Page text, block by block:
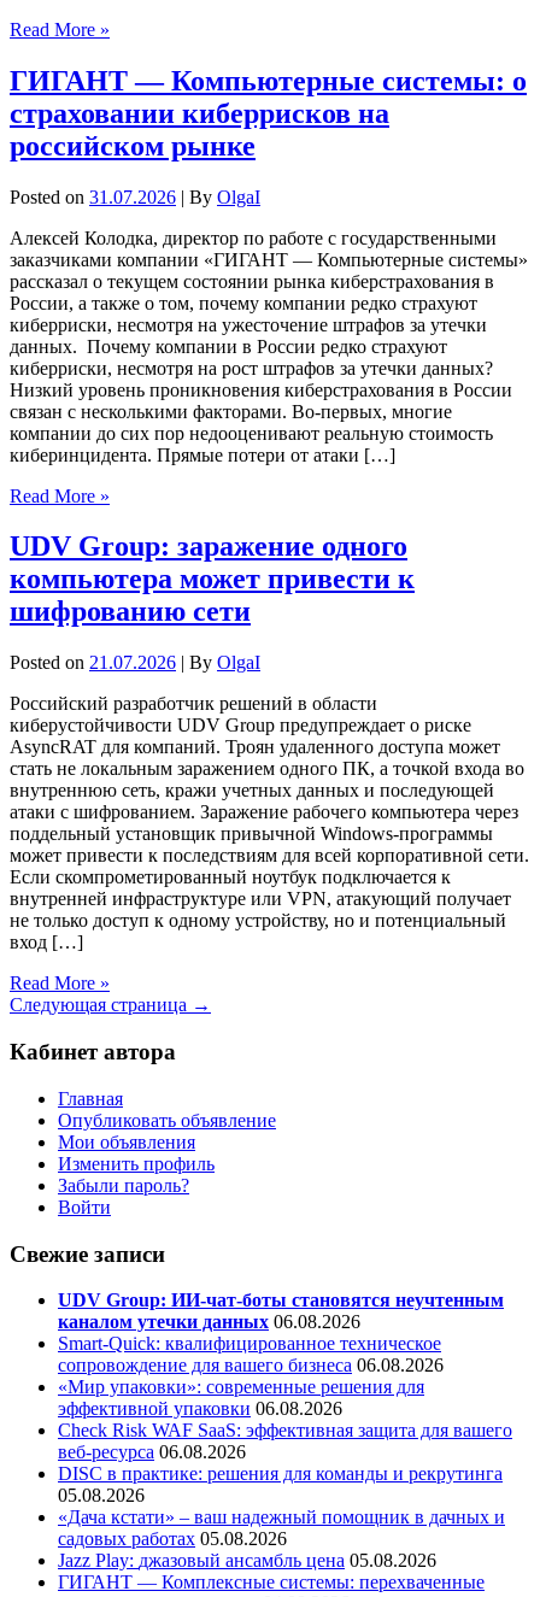
Read More »
ГИГАНТ — Компьютерные системы: о
страховании киберрисков на
российском рынке
Posted on 31.07.2026 | By OlgaI
Алексей Колодка, директор по работе с государственными
заказчиками компании «ГИГАНТ — Компьютерные системы»
рассказал о текущем состоянии рынка киберстрахования в
России, а также о том, почему компании редко страхуют
киберриски, несмотря на ужесточение штрафов за утечки
данных. Почему компании в России редко страхуют
киберриски, несмотря на рост штрафов за утечки данных?
Низкий уровень проникновения киберстрахования в России
связан с несколькими факторами. Во-первых, многие
компании до сих пор недооценивают реальную стоимость
киберинцидента. Прямые потери от атаки […]
Read More »
UDV Group: заражение одного
компьютера может привести к
шифрованию сети
Posted on 21.07.2026 | By OlgaI
Российский разработчик решений в области
киберустойчивости UDV Group предупреждает о риске
AsyncRAT для компаний. Троян удаленного доступа может
стать не локальным заражением одного ПК, а точкой входа во
внутреннюю сеть, кражи учетных данных и последующей
атаки с шифрованием. Заражение рабочего компьютера через
поддельный установщик привычной Windows-программы
может привести к последствиям для всей корпоративной сети.
Если скомпрометированный ноутбук подключается к
внутренней инфраструктуре или VPN, атакующий получает
не только доступ к одному устройству, но и потенциальный
вход […]
Read More »
Следующая страница →
Кабинет автора
Главная
Опубликовать объявление
Мои объявления
Изменить профиль
Забыли пароль?
Войти
Свежие записи
UDV Group: ИИ-чат-боты становятся неучтенным
каналом утечки данных 06.08.2026
Smart-Quick: квалифицированное техническое
сопровождение для вашего бизнеса 06.08.2026
«Мир упаковки»: современные решения для
эффективной упаковки 06.08.2026
Check Risk WAF SaaS: эффективная защита для вашего
веб-ресурса 06.08.2026
DISC в практике: решения для команды и рекрутинга
05.08.2026
«Дача кстати» – ваш надежный помощник в дачных и
садовых работах 05.08.2026
Jazz Play: джазовый ансамбль цена 05.08.2026
ГИГАНТ — Комплексные системы: перехваченные